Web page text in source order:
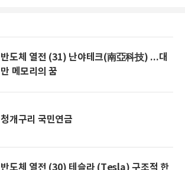
반도체 열전 (31) 난야테크(南亞科技) ...대
만 메모리의 꿈
청개구리 국민연금